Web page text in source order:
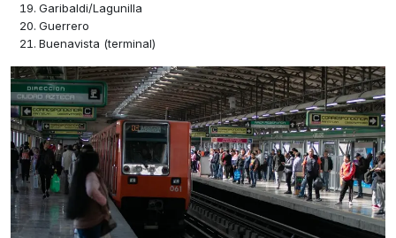
Garibaldi/Lagunilla
Guerrero
Buenavista (terminal)